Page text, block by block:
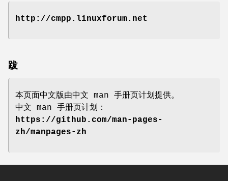
http://cmpp.linuxforum.net
跋
本页面中文版由中文 man 手册页计划提供。
中文 man 手册页计划：
https://github.com/man-pages-
zh/manpages-zh